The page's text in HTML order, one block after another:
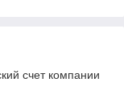
счет компании